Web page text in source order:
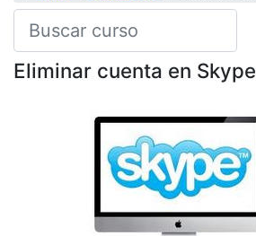
Eliminar cuenta en Skype